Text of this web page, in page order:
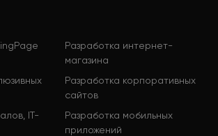
Разработка интернет-
магазина
Разработка корпоративных
сайтов
IT-
Разработка мобильных
приложений